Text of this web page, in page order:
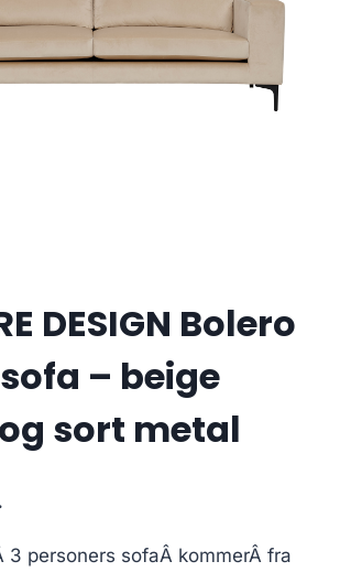
DESIGN Bolero
– beige
sort metal
3 personers sofaÂ kommerÂ fra